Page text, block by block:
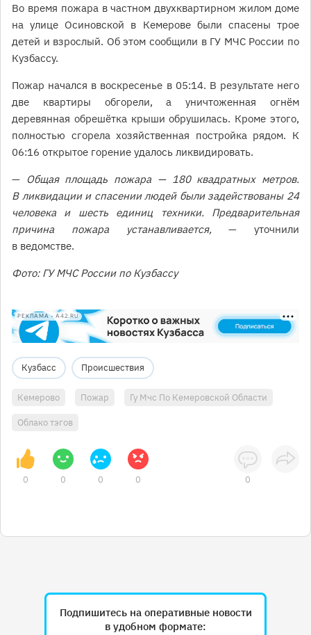
Во время пожара в частном двухквартирном жилом доме
на улице Осиновской в Кемерове были спасены трое
детей и взрослый. Об этом сообщили в ГУ МЧС России по
Кузбассу.
Пожар начался в воскресенье в 05:14. В результате него
две квартиры обгорели, а уничтоженная огнём
деревянная обрешётка крыши обрушилась. Кроме этого,
полностью сгорела хозяйственная постройка рядом. К
06:16 открытое горение удалось ликвидировать.
— Общая площадь пожара — 180 квадратных метров.
В ликвидации и спасении людей были задействованы 24
человека и шесть единиц техники. Предварительная
причина пожара устанавливается,— уточнили
в ведомстве.
Фото: ГУ МЧС России по Кузбассу
РЕКЛАМА • A42.RU
Кузбасс Происшествия
Кемерово Пожар Гу Мчс По Кемеровской Области
Облако тэгов
0 0 0 0 0
Подпишитесь на оперативные новости
в удобном формате: